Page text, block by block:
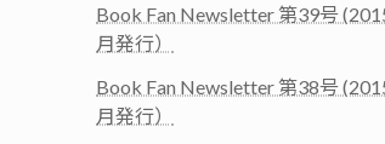
Book Fan Newsletter 第39号
月発行）
Book Fan Newsletter 第38号
月発行）